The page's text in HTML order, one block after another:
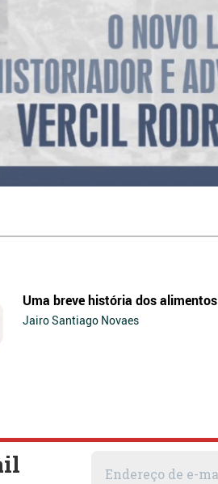
Uma breve história dos alimentos
Jairo Santiago Novaes